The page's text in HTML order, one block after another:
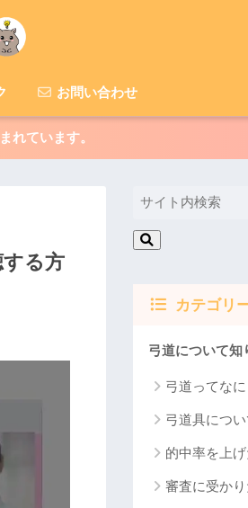
お問い合わせ
れています。
する方
カテゴリ
弓道について知
弓道ってなに
弓道具につ
的中率を上
審査に受か